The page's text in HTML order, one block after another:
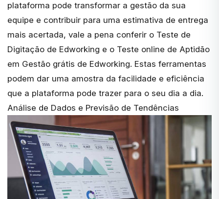
plataforma pode transformar a gestão da sua
equipe e contribuir para uma estimativa de entrega
mais acertada, vale a pena conferir o Teste de
Digitação de Edworking e o Teste online de Aptidão
em Gestão grátis de Edworking. Estas ferramentas
podem dar uma amostra da facilidade e eficiência
que a plataforma pode trazer para o seu dia a dia.
Análise de Dados e Previsão de Tendências